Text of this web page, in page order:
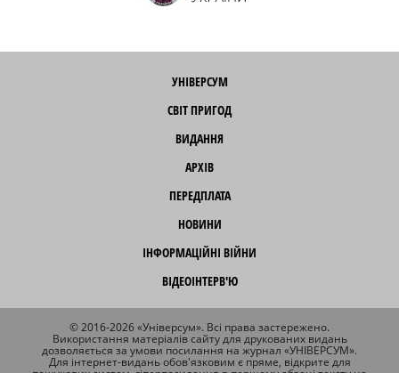
УНІВЕРСУМ
СВІТ ПРИГОД
ВИДАННЯ
АРХІВ
ПЕРЕДПЛАТА
НОВИНИ
ІНФОРМАЦІЙНІ ВІЙНИ
ВІДЕОІНТЕРВ'Ю
© 2016-2026 «Універсум». Всі права застережено.
Використання матеріалів сайту для друкованих видань
дозволяється за умови посилання на журнал «УНІВЕРСУМ».
Для інтернет-видань обов'язковим є пряме, відкрите для